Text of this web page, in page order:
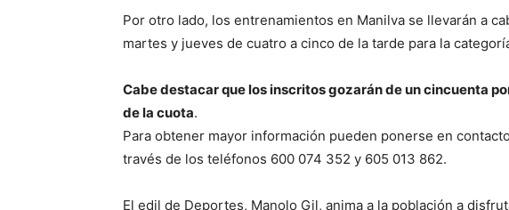
Por otro lado, los entrenamientos en Manilva se llevarán a
martes y jueves de cuatro a cinco de la tarde para la
Cabe destacar que los inscritos gozarán de un cincuenta
de la cuota.
Para obtener mayor información pueden ponerse en
través de los teléfonos 600 074 352 y 605 013 862.
El edil de Deportes, Manolo Gil, anima a la población a